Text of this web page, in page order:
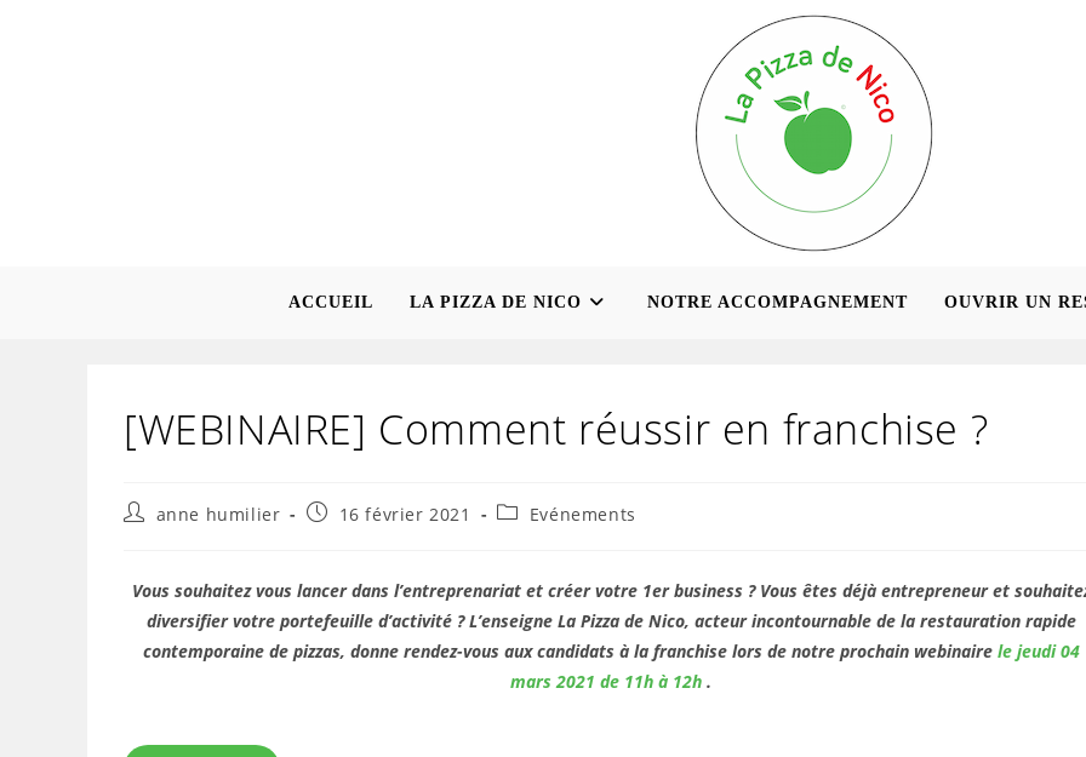
ACCUEIL LA PIZZA DE NICO NOTRE ACCOMPAGNEMENT OUVRIR UN
[WEBINAIRE] Comment réussir en franchise ?
Auteur/autrice
publication :
anne humilier
Publication
16 février 2021
PostEvénements
Vous souhaitez vous lancer dans l’entreprenariat et créer votre 1er business ? Vous êtes déjà entrepreneur et
diversifier votre portefeuille d’activité ? L’enseigne La Pizza de Nico, acteur incontournable de la restauration rapide
contemporaine de pizzas, donne rendez-vous aux candidats à la franchise lors de notre prochain webinaire le jeudi 04
mars 2021 de 11h à 12h .